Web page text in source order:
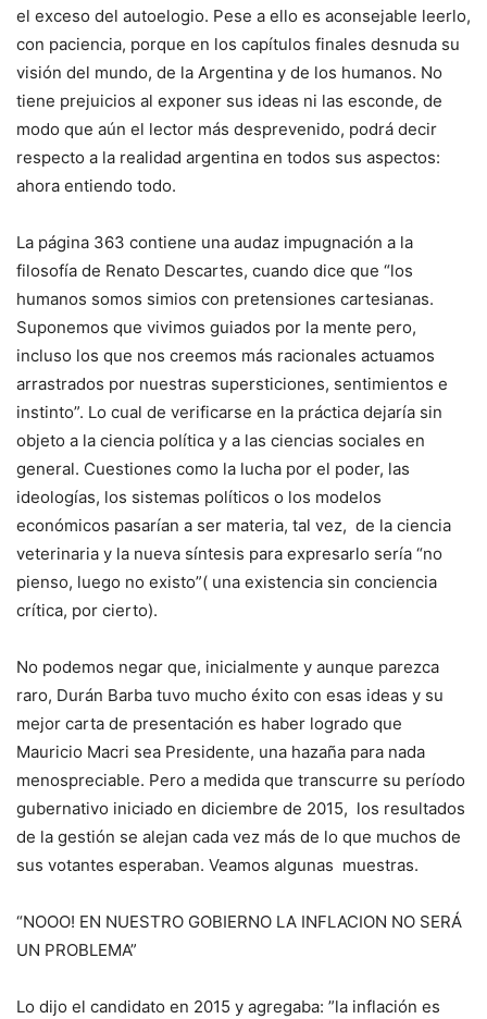
el exceso del autoelogio. Pese a ello es aconsejable leerlo,
con paciencia, porque en los capítulos finales desnuda su
visión del mundo, de la Argentina y de los humanos. No
tiene prejuicios al exponer sus ideas ni las esconde, de
modo que aún el lector más desprevenido, podrá decir
respecto a la realidad argentina en todos sus aspectos:
ahora entiendo todo.
La página 363 contiene una audaz impugnación a la
filosofía de Renato Descartes, cuando dice que “los
humanos somos simios con pretensiones cartesianas.
Suponemos que vivimos guiados por la mente pero,
incluso los que nos creemos más racionales actuamos
arrastrados por nuestras supersticiones, sentimientos e
instinto”. Lo cual de verificarse en la práctica dejaría sin
objeto a la ciencia política y a las ciencias sociales en
general. Cuestiones como la lucha por el poder, las
ideologías, los sistemas políticos o los modelos
económicos pasarían a ser materia, tal vez, de la ciencia
veterinaria y la nueva síntesis para expresarlo sería “no
pienso, luego no existo”( una existencia sin conciencia
crítica, por cierto).
No podemos negar que, inicialmente y aunque parezca
raro, Durán Barba tuvo mucho éxito con esas ideas y su
mejor carta de presentación es haber logrado que
Mauricio Macri sea Presidente, una hazaña para nada
menospreciable. Pero a medida que transcurre su período
gubernativo iniciado en diciembre de 2015, los resultados
de la gestión se alejan cada vez más de lo que muchos de
sus votantes esperaban. Veamos algunas muestras.
“NOOO! EN NUESTRO GOBIERNO LA INFLACION NO SERÁ
UN PROBLEMA”
Lo dijo el candidato en 2015 y agregaba: ”la inflación es